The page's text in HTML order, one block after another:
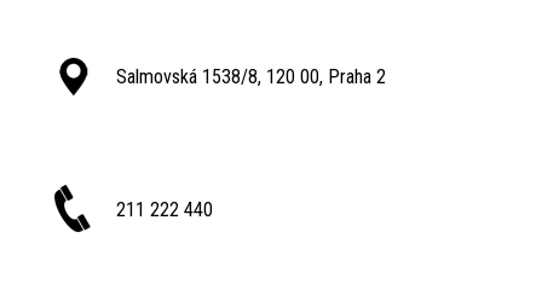
Salmovská 1538/8, 120 00, Praha 2
211 222 440